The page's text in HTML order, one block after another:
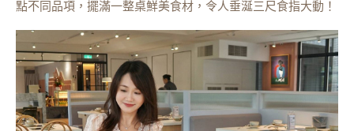
點不同品項，擺滿一整桌鮮美食材，令人垂涎三尺食指大動！